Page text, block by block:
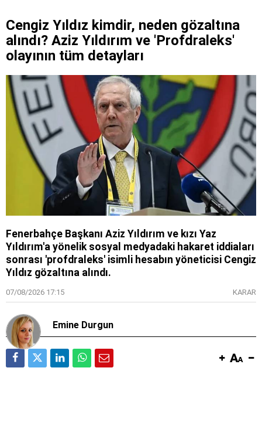
Cengiz Yıldız kimdir, neden gözaltına
alındı? Aziz Yıldırım ve 'Profdraleks'
olayının tüm detayları
Fenerbahçe Başkanı Aziz Yıldırım ve kızı Yaz
Yıldırım'a yönelik sosyal medyadaki hakaret iddiaları
sonrası 'profdraleks' isimli hesabın yöneticisi Cengiz
Yıldız gözaltına alındı.
07/08/2026 17:15 KARAR
Emine Durgun